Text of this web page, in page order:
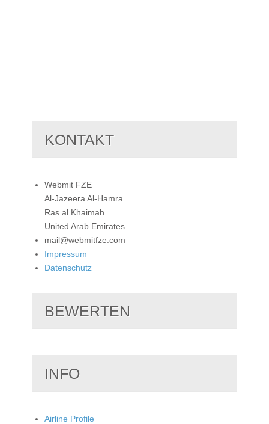
KONTAKT
Webmit FZE
Al-Jazeera Al-Hamra
Ras al Khaimah
United Arab Emirates
mail@webmitfze.com
Impressum
Datenschutz
BEWERTEN
INFO
Airline Profile